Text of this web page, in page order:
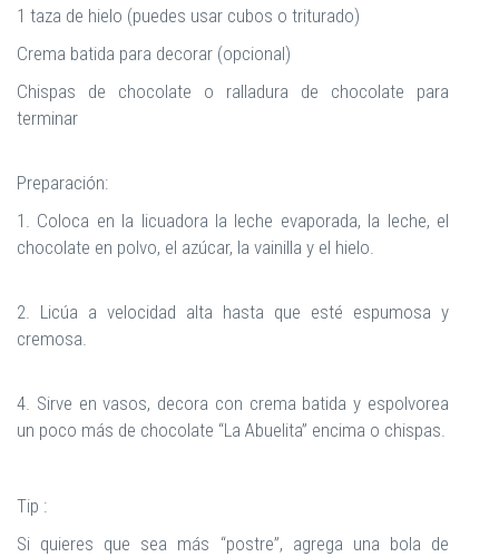
1 taza de hielo (puedes usar cubos o triturado)
Crema batida para decorar (opcional)
Chispas de chocolate o ralladura de chocolate para
terminar
Preparación:
1. Coloca en la licuadora la leche evaporada, la leche, el
chocolate en polvo, el azúcar, la vainilla y el hielo.
2. Licúa a velocidad alta hasta que esté espumosa y
cremosa.
4. Sirve en vasos, decora con crema batida y espolvorea
un poco más de chocolate “La Abuelita” encima o chispas.
Tip :
Si quieres que sea más “postre”, agrega una bola de